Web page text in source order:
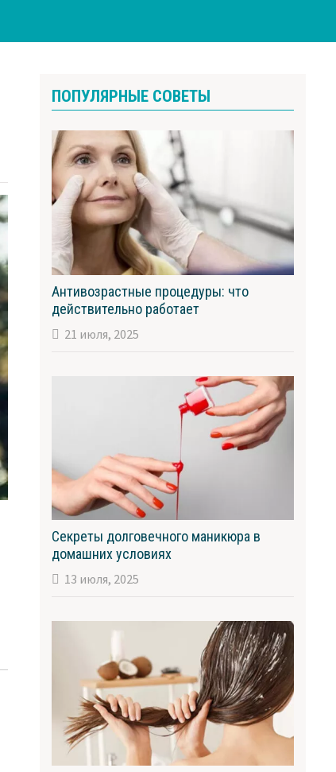
ПОПУЛЯРНЫЕ СОВЕТЫ
Антивозрастные процедуры: что
действительно работает
21 июля, 2025
Секреты долговечного маникюра в
домашних условиях
13 июля, 2025